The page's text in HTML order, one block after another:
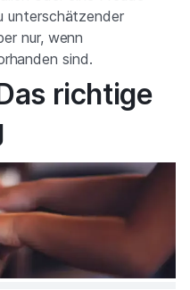
unterschätzender
nur, wenn
sind.
richtige